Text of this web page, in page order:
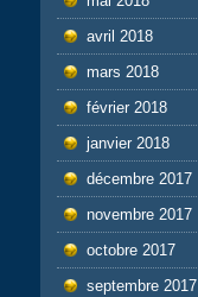
avril 2018
mars 2018
février 2018
janvier 2018
décembre 2017
novembre 2017
octobre 2017
septembre 2017